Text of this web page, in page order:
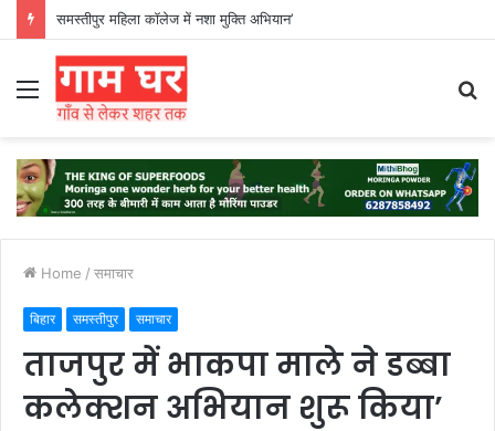
हड़ताली सफाईकर्मियों ने नगर निगम का घेराव किया’
Menu
Home / समाचार
बिहार समस्तीपुर समाचार
ताजपुर में भाकपा माले ने डब्बा
कलेक्शन अभियान शुरू किया’